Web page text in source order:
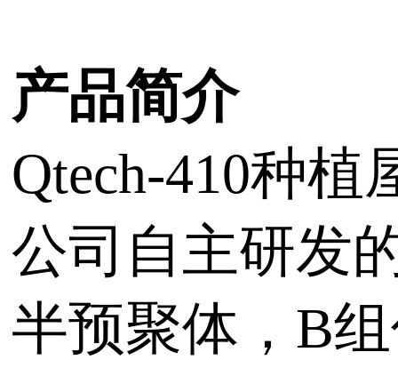
产品简介
Qtech-410种
公司自主研发
半预聚体，B